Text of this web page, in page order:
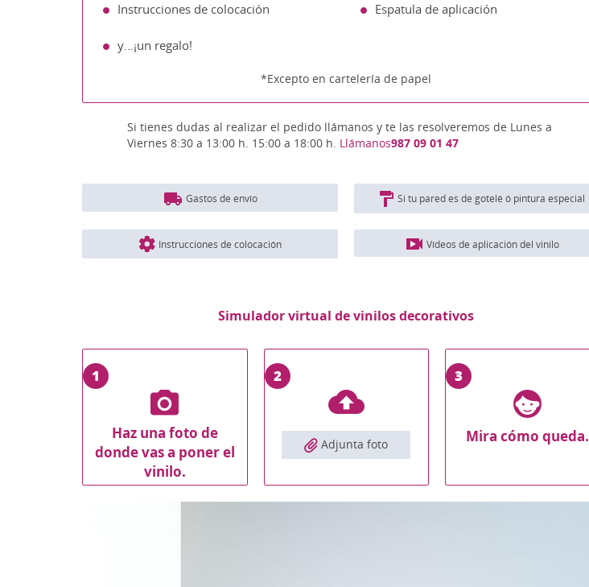
Instrucciones de colocación Espatula de aplicación
y...¡un regalo!
*Excepto en cartelería de papel
Si tienes dudas al realizar el pedido llámanos y te las resolveremos de Lunes a
Viernes 8:30 a 13:00 h. 15:00 a 18:00 h. Llámanos987 09 01 47
Gastos de envío Si tu pared es de gotelé ó pintura especial
Instrucciones de colocación Vídeos de aplicación del vinilo
Simulador virtual de vinilos decorativos
1
Haz una foto de
donde vas a poner el
vinilo.
2
Adjunta foto
3
Mira cómo queda.